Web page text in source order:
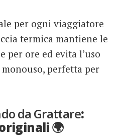
per ogni viaggiatore
termica mantiene le
per ore ed evita l’uso
perfetta per
da Grattare:
🌍